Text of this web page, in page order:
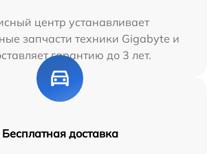
центр устанавливает
запчасти техники Gigabyte и
гарантию до 3 лет.
Бесплатная доставка